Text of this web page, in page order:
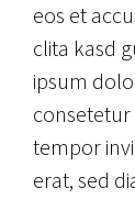
eos et
clita kasd
ipsum
consetetur
tempor
erat, sed